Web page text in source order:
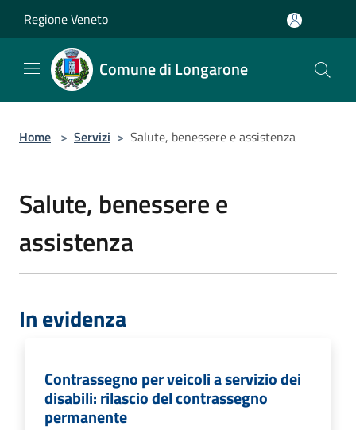
Regione Veneto
Comune di Longarone
Home > Servizi > Salute, benessere e assistenza
Salute, benessere e
assistenza
In evidenza
Contrassegno per veicoli a servizio dei
disabili: rilascio del contrassegno
permanente